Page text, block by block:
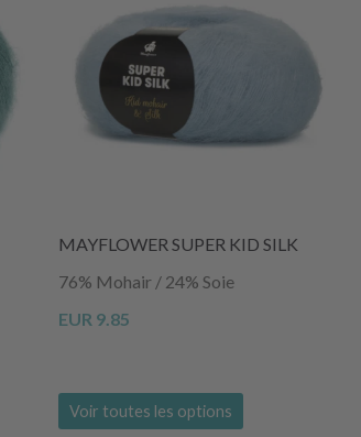
MAYFLOWER SUPER KID SILK
76% Mohair / 24% Soie
EUR 9.85
Voir toutes les options